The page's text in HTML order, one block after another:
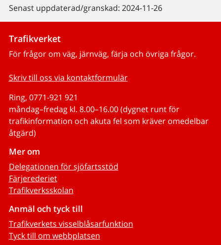
Senast uppdaterad/granskad: 2024-11-26
Trafikverket
För frågor om väg, järnväg, färja och övriga frågor.
Skriv till oss via kontaktformulär
Ring, 0771-921 921
måndag–fredag kl. 8.00–16.00 (dygnet runt för
trafikinformation och akuta fel som kräver omedelbar
åtgärd)
Mer om
Delegationen för sjöfartsstöd
Färjerederiet
Trafikverksskolan
Anmäl och tyck till
Trafikverkets visselblåsarfunktion
Tyck till om webbplatsen